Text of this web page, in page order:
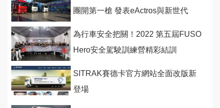
團開第一槍 發表eActros與新世代
為行車安全把關！2022 第五屆FUSO
Hero安全駕駛訓練營精彩結訓
SITRAK賽德卡官方網站全面改版新
登場